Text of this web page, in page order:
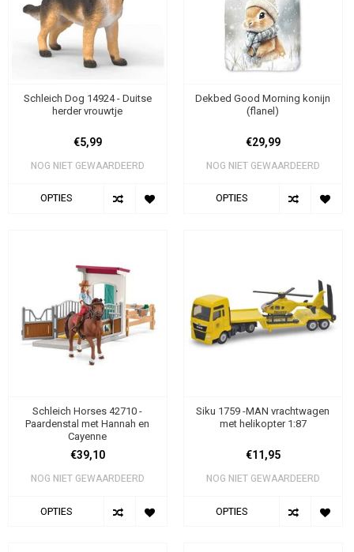
Schleich Dog 14924 - Duitse
herder vrouwtje
€5,99
NOG NIET GEWAARDEERD
OPTIES
Dekbed Good Morning konijn
(flanel)
€29,99
NOG NIET GEWAARDEERD
OPTIES
Schleich Horses 42710 -
Paardenstal met Hannah en
Cayenne
€39,10
NOG NIET GEWAARDEERD
OPTIES
Siku 1759 -MAN vrachtwagen
met helikopter 1:87
€11,95
NOG NIET GEWAARDEERD
OPTIES